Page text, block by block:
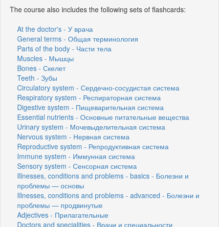
The course also includes the following sets of flashcards:
At the doctor's - У врача
General terms - Общая терминология
Parts of the body - Части тела
Muscles - Мышцы
Bones - Скелет
Teeth - Зубы
Circulatory system - Сердечно-сосудистая система
Respiratory system - Респираторная система
Digestive system - Пищеварительная система
Essential nutrients - Основные питательные вещества
Urinary system - Мочевыделительная система
Nervous system - Нервная система
Reproductive system - Репродуктивная система
Immune system - Иммунная система
Sensory system - Сенсорная система
Illnesses, conditions and problems - basics - Болезни и
проблемы — основы
Illnesses, conditions and problems - advanced - Болезни и
проблемы — продвинутые
Adjectives - Прилагательные
Doctors and specialities - Врачи и специальности